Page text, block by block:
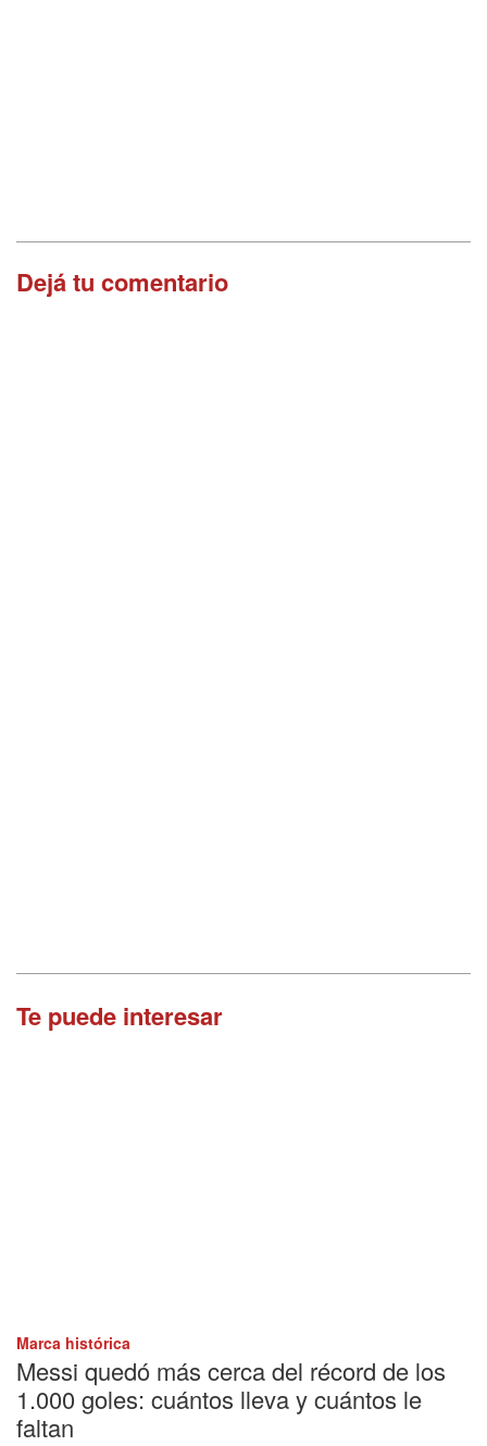
Dejá tu comentario
Te puede interesar
Marca histórica
Messi quedó más cerca del récord de los
1.000 goles: cuántos lleva y cuántos le
faltan